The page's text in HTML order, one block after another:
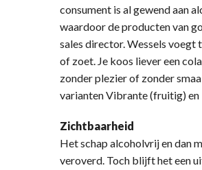
consument is al gewend aan
waardoor de producten van
sales director. Wessels voegt
of zoet. Je koos liever een
zonder plezier of zonder
varianten Vibrante (fruitig)
Zichtbaarheid
Het schap alcoholvrij en dan
veroverd. Toch blijft het een